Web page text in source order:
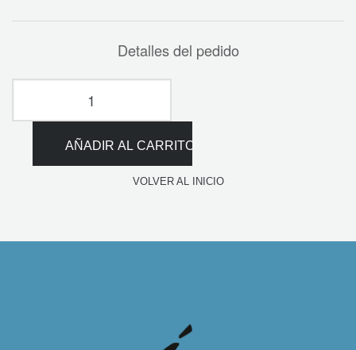
Detalles del pedido
AÑADIR AL CARRITO
VOLVER AL INICIO